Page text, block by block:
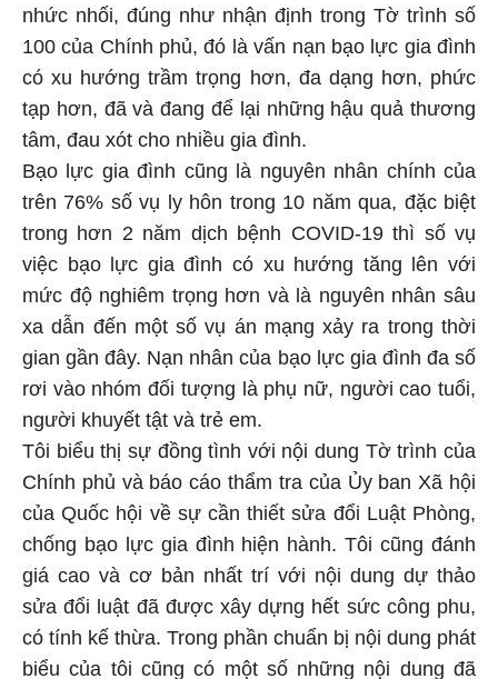
nhức nhối, đúng như nhận định trong Tờ trình số
100 của Chính phủ, đó là vấn nạn bạo lực gia đình
có xu hướng trầm trọng hơn, đa dạng hơn, phức
tạp hơn, đã và đang để lại những hậu quả thương
tâm, đau xót cho nhiều gia đình.
Bạo lực gia đình cũng là nguyên nhân chính của
trên 76% số vụ ly hôn trong 10 năm qua, đặc biệt
trong hơn 2 năm dịch bệnh COVID-19 thì số vụ
việc bạo lực gia đình có xu hướng tăng lên với
mức độ nghiêm trọng hơn và là nguyên nhân sâu
xa dẫn đến một số vụ án mạng xảy ra trong thời
gian gần đây. Nạn nhân của bạo lực gia đình đa số
rơi vào nhóm đối tượng là phụ nữ, người cao tuổi,
người khuyết tật và trẻ em.
Tôi biểu thị sự đồng tình với nội dung Tờ trình của
Chính phủ và báo cáo thẩm tra của Ủy ban Xã hội
của Quốc hội về sự cần thiết sửa đổi Luật Phòng,
chống bạo lực gia đình hiện hành. Tôi cũng đánh
giá cao và cơ bản nhất trí với nội dung dự thảo
sửa đổi luật đã được xây dựng hết sức công phu,
có tính kế thừa. Trong phần chuẩn bị nội dung phát
biểu của tôi cũng có một số những nội dung đã